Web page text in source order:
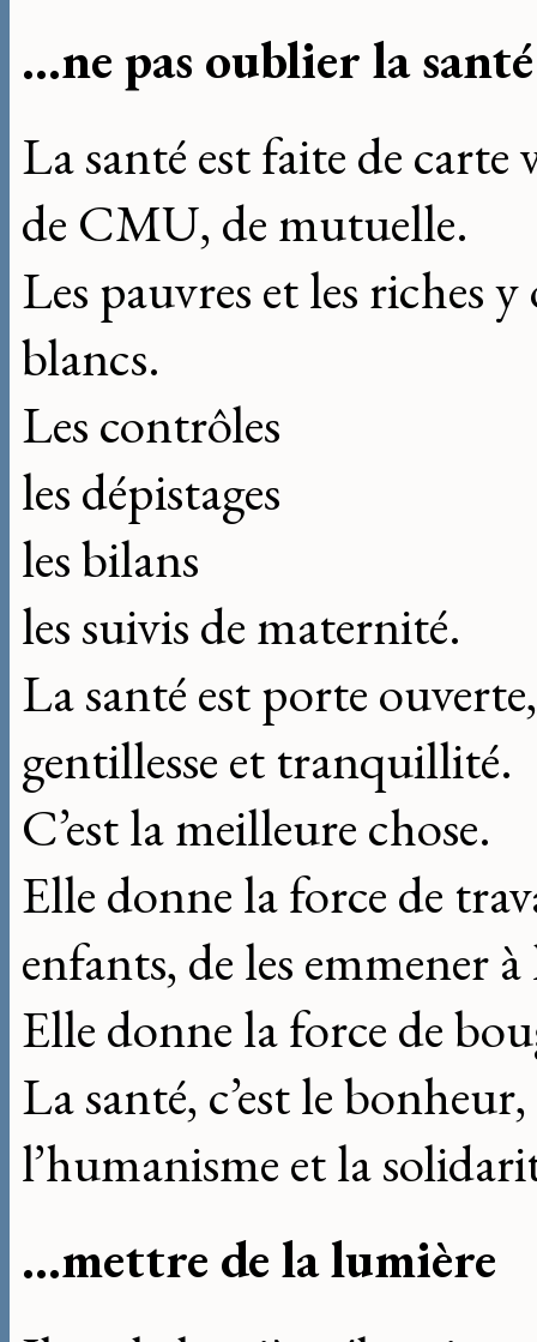
...ne pas oublier la santé
La santé est faite de carte
de CMU, de mutuelle.
Les pauvres et les riches
blancs.
Les contrôles
les dépistages
les bilans
les suivis de maternité.
La santé est porte ouverte,
gentillesse et tranquillité.
C’est la meilleure chose.
Elle donne la force de
enfants, de les emmener à
Elle donne la force de
La santé, c’est le bonheur,
l’humanisme et la
...mettre de la lumière